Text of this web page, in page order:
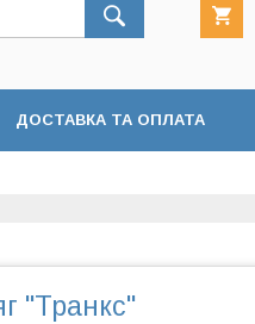
ДОСТАВКА ТА ОПЛАТА
"Транкс"